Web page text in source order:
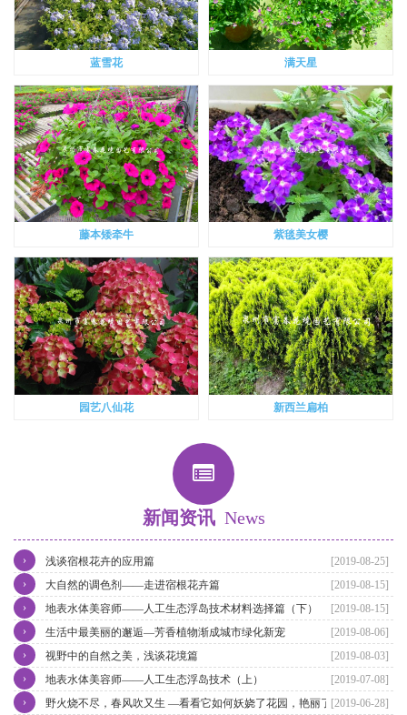
蓝雪花 满天星
藤本矮牵牛 紫毯美女樱
园艺八仙花 新西兰扁柏
新闻资讯 News
[2019-08-25]
浅谈宿根花卉的应用篇
›
[2019-08-15]
大自然的调色剂——走进宿根花卉篇
›
[2019-08-15]
地表水体美容师——人工生态浮岛技术材料选择篇（下）
›
[2019-08-06]
生活中最美丽的邂逅—芳香植物渐成城市绿化新宠
›
[2019-08-03]
视野中的自然之美，浅谈花境篇
›
[2019-07-08]
地表水体美容师——人工生态浮岛技术（上）
›
[2019-06-28]
野火烧不尽，春风吹又生 —看看它如何妖娆了花园，艳丽了四季。
›